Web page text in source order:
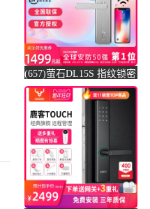
(657)萤石DL15S 指纹锁密
码锁智能门锁互联网家用
防盗-指纹锁(卡耐家居专
营店仅售1499元)